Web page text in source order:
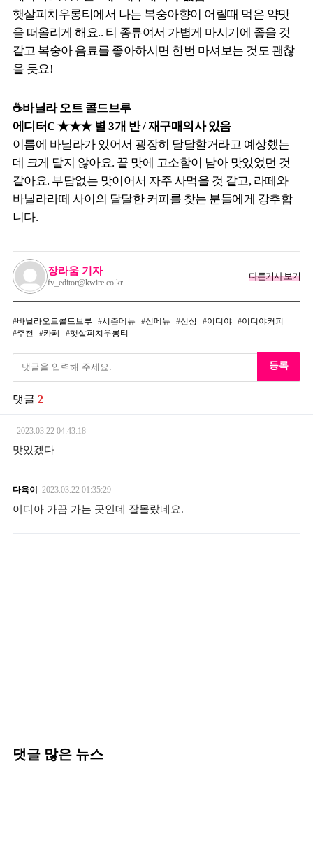
햇살피치우롱티에서 나는 복숭아향이 어릴때 먹은 약맛
을 떠올리게 해요.. 티 종류여서 가볍게 마시기에 좋을 것
같고 복숭아 음료를 좋아하시면 한번 마셔보는 것도 괜찮
을 듯요!
☕바닐라 오트 콜드브루
에디터C ★★★ 별 3개 반 / 재구매의사 있음
이름에 바닐라가 있어서 굉장히 달달할거라고 예상했는
데 크게 달지 않아요. 끝 맛에 고소함이 남아 맛있었던 것
같아요. 부담없는 맛이어서 자주 사먹을 것 같고, 라떼와
바닐라라떼 사이의 달달한 커피를 찾는 분들에게 강추합
니다.
장라움 기자
fv_editor@kwire.co.kr
다른기사 보기
바닐라오트콜드브루 시즌메뉴 신메뉴 신상 이디야
이디야커피
추천
카페 햇살피치우롱티
등록
댓글 2
2023.03.22 04:43:18
맛있겠다
다육이 2023.03.22 01:35:29
이디아 가끔 가는 곳인데 잘몰랐네요.
댓글 많은 뉴스